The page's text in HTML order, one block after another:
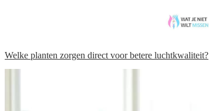
Welke planten zorgen direct voor betere luchtkwaliteit?